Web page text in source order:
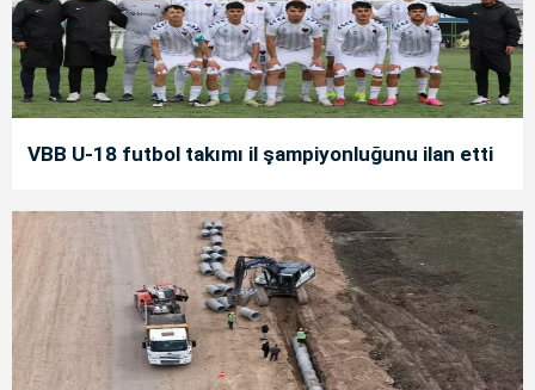
VBB U-18 futbol takımı il şampiyonluğunu ilan etti